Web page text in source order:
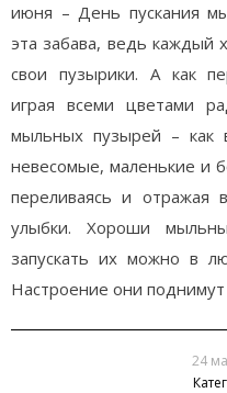
июня – День пускания
эта забава, ведь каждый
свои пузырики. А как
играя всеми цветами
мыльных пузырей – как
невесомые, маленькие и
переливаясь и отражая
улыбки. Хороши
запускать их можно в
Настроение они поднимут
24